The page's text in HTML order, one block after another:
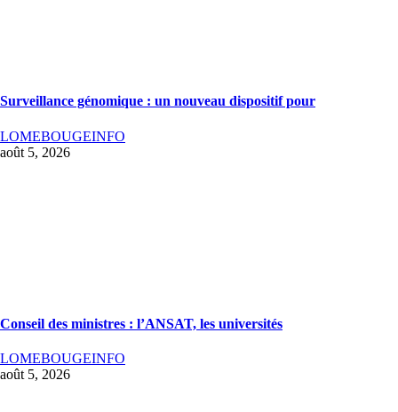
Surveillance génomique : un nouveau dispositif pour
LOMEBOUGEINFO
août 5, 2026
Conseil des ministres : l’ANSAT, les universités
LOMEBOUGEINFO
août 5, 2026